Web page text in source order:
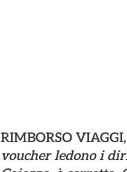
RIMBORSO
voucher ledono i